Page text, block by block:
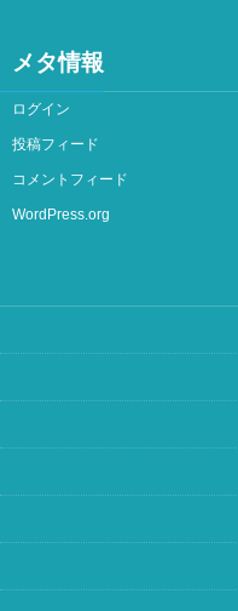
メタ情報
ログイン
投稿フィード
コメントフィード
WordPress.org